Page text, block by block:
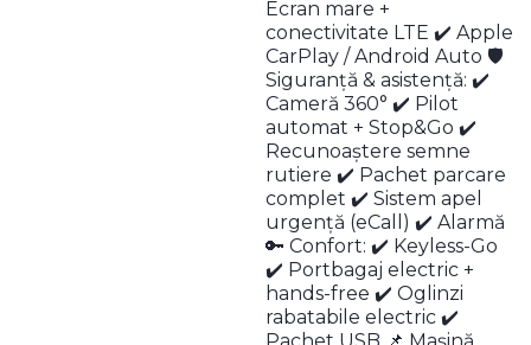
Ecran mare +
conectivitate LTE ✔️ Apple
CarPlay / Android Auto 🛡️
Siguranță & asistență: ✔️
Cameră 360° ✔️ Pilot
automat + Stop&Go ✔️
Recunoaștere semne
rutiere ✔️ Pachet parcare
complet ✔️ Sistem apel
urgență (eCall) ✔️ Alarmă
🔑 Confort: ✔️ Keyless-Go
✔️ Portbagaj electric +
hands-free ✔️ Oglinzi
rabatabile electric ✔️
Pachet USB 📌 Mașină